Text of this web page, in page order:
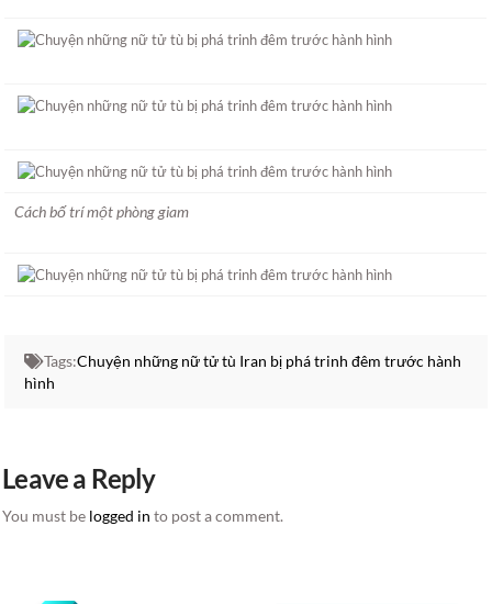
Cách bố trí một phòng giam
Tags:Chuyện những nữ tử tù Iran bị phá trinh đêm trước hành
hình
Leave a Reply
You must be logged in to post a comment.